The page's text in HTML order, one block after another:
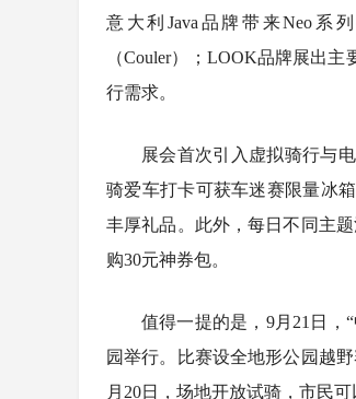
意大利Java品牌带来Neo系
（Couler）；LOOK品牌展出
行需求。
展会首次引入虚拟骑行与
骑爱车打卡可获车迷赛限量冰
丰厚礼品。此外，每日不同主
购30元神券包。
值得一提的是，9月21日，
园举行。比赛设全地形公园越
月20日，场地开放试骑，市民可